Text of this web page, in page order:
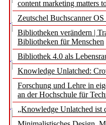
content marketing matters
Zeutschel Buchscanner
Bibliotheken verändern |
Bibliotheken für Menschen
Bibliothek 4.0 als
Knowledge Unlatched:
Forschung und Lehre in
an der Hochschule für
„Knowledge Unlatched ist